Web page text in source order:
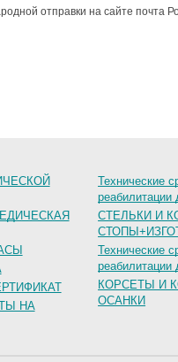
отправки на сайте почта
НА
Технические
реабилитации
СТЕЛЬКИ И
Технические
КОРСЕТЫ И
ОСАНКИ